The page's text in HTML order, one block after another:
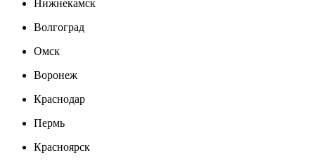
Нижнекамск
Волгоград
Омск
Воронеж
Краснодар
Пермь
Красноярск